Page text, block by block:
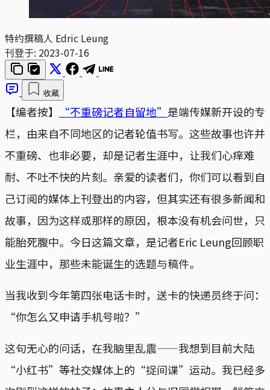
特约撰稿人 Edric Leung
刊登于: 2023-07-16
收藏
【编者按】 “不重磅记者自留地” 是端传媒新开设的专
栏，由来自不同地区的记者轮值书写。这些故事也许并
不重磅、也非必要，却是记者生涯中，让我们心痒难
耐、不吐不快的片刻。亲爱的读者们，你们可以看到自
己订阅的媒体上刊登出的内容，但其实还有很多新闻和
故事，因为这样或那样的原因，根本没有机会问世，只
能胎死腹中。今日这篇文章，是记者Eric Leung回顾职
业生涯中，那些未能诞生的选题与稿件。
当我收到今年第四张电话卡时，送卡的快递员终于问：
“你怎么又申请手机号啦？”
这句无心的问话，在我脑里乱震——我想到目前大陆
“小红书”等社交媒体上的“捉间谍”运动。我已经多